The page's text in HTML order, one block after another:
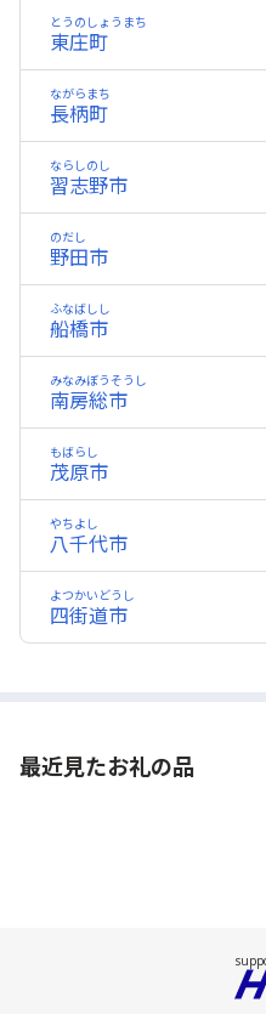
東庄町
とうのしょうまち
長柄町
ながらまち
習志野市
ならしのし
野田市
のだし
船橋市
ふなばしし
南房総市
みなみぼうそうし
茂原市
もばらし
八千代市
やちよし
四街道市
よつかいどうし
最近見たお礼の品